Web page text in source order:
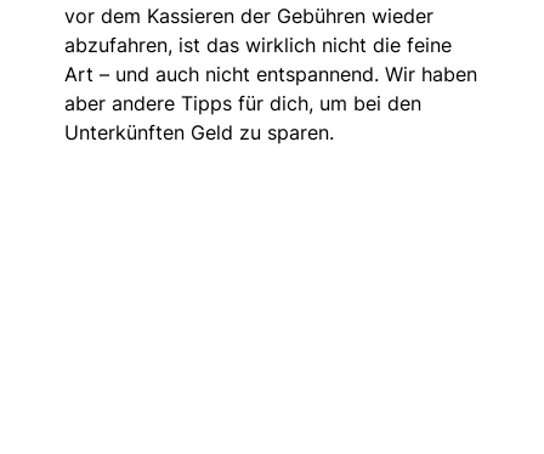
vor dem Kassieren der Gebühren wieder
abzufahren, ist das wirklich nicht die feine
Art – und auch nicht entspannend. Wir haben
aber andere Tipps für dich, um bei den
Unterkünften Geld zu sparen.